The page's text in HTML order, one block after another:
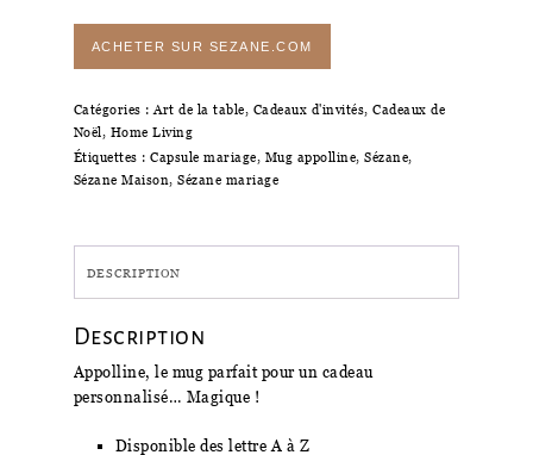
ACHETER SUR SEZANE.COM
Catégories :Art de la table, Cadeaux d'invités, Cadeaux de
Noël, Home Living
Étiquettes : Capsule mariage, Mug appolline, Sézane,
Sézane Maison, Sézane mariage
DESCRIPTION
Description
Appolline, le mug parfait pour un cadeau
personnalisé… Magique !
Disponible des lettre A à Z